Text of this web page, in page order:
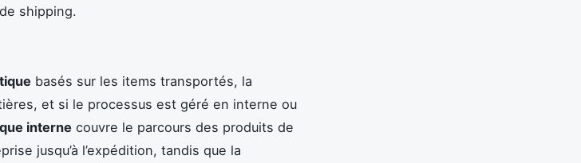
shipping.
basés sur les items transportés, la
et si le processus est géré en interne ou
interne couvre le parcours des produits de
jusqu’à l’expédition, tandis que la